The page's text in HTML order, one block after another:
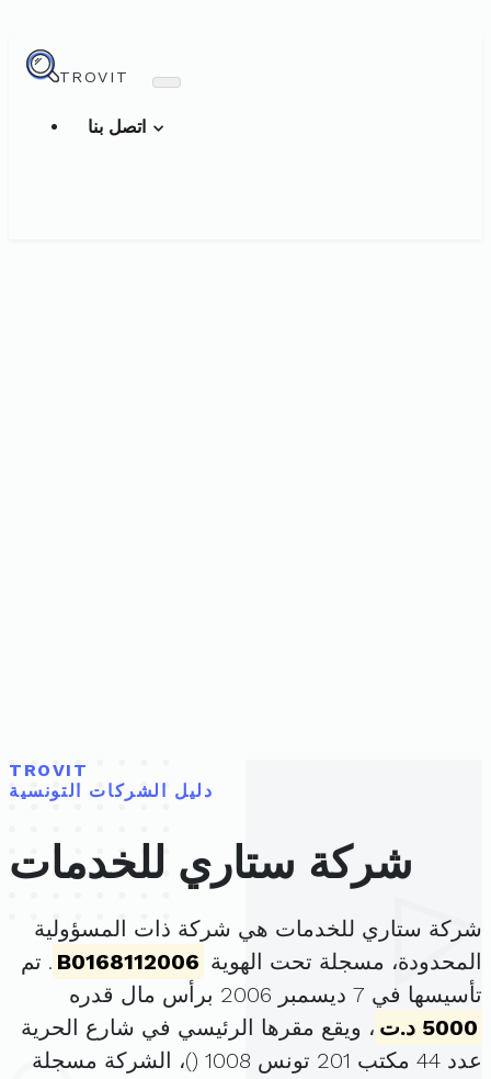
TROVIT
TROVIT
دليل الشركات التونسية
شركة ستاري للخدمات
شركة ستاري للخدمات هي شركة ذات المسؤولية
المحدودة، مسجلة تحت الهوية B0168112006 . تم
تأسيسها في 7 ديسمبر 2006 برأس مال قدره
5000 د.ت
، ويقع مقرها الرئيسي في شارع الحرية
عدد 44 مكتب 201 تونس 1008 (
)، الشركة مسجلة